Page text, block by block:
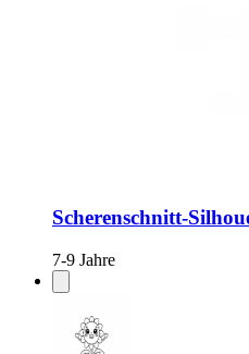
Scherenschnitt-
7-9 Jahre